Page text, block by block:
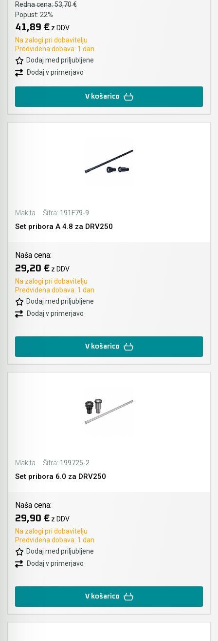
Redna cena:53,70 €
Popust: 22%
41,89 € z DDV
Na zalogi pri dobavitelju
Predvidena dobava: 1 dan
Dodaj med priljubljene
Dodaj v primerjavo
V košarico
Makita Šifra: 191F79-9
Set pribora A 4.8 za DRV250
Naša cena:
29,20 € z DDV
Na zalogi pri dobavitelju
Predvidena dobava: 1 dan
Dodaj med priljubljene
Dodaj v primerjavo
V košarico
Makita Šifra: 199725-2
Set pribora 6.0 za DRV250
Naša cena:
29,90 € z DDV
Na zalogi pri dobavitelju
Predvidena dobava: 1 dan
Dodaj med priljubljene
Dodaj v primerjavo
V košarico